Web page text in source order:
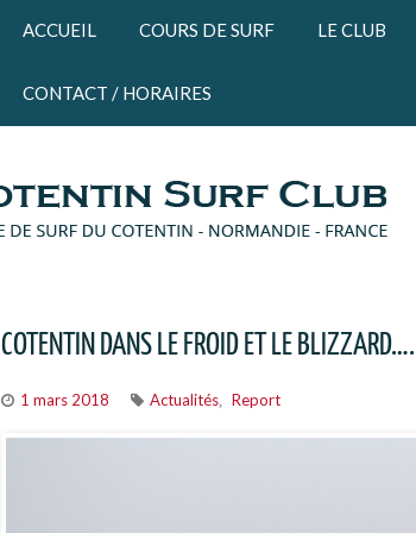
ACCUEIL COURS DE SURF LE CLUB
CONTACT / HORAIRES
COTENTIN DANS LE FROID ET LE BLIZZARD….
1 mars 2018 Actualités Report